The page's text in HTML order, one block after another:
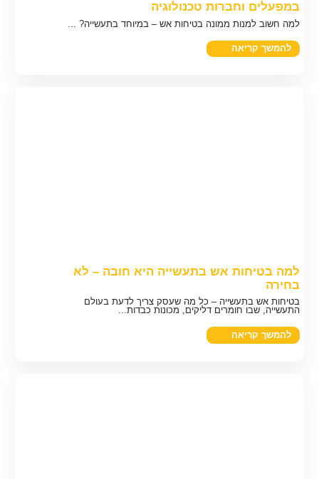
במפעלים וחברות טכנולוגיה
למה חשוב למנות ממונה בטיחות אש – במיוחד בתעשייה? ...
להמשך קריאה
למה בטיחות אש בתעשייה היא חובה – לא
בחירה
בטיחות אש בתעשייה – כל מה שעסק צריך לדעת בעולם
התעשייה, שבו חומרים דליקים, מכונות כבדות...
להמשך קריאה